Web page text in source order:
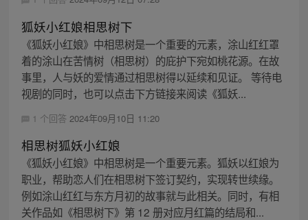
狐妖小红娘相思树下
《狐妖小红娘》中相思树是一个重要的元素，涂山红红罩
着的涂山在苦情树（相思树）的庇护下宛如桃花源。在故
事里，人与妖的爱情通过相思树得以延续和见证。 等待电
视剧的同时，也可以点击下方链接来阅读《狐妖...
1 个回答 2024年09月10日 11:20
相思树狐妖小红娘
《狐妖小红娘》中相思树是一个重要元素。狐妖以红娘为
职业，帮助恋人们在相思树下签订契约，实现转世续缘。
例如涂山红红与东方月初的故事就与此相关。同时，有相
关作品如《相思树下》第 12 册对应月红篇的结局和...